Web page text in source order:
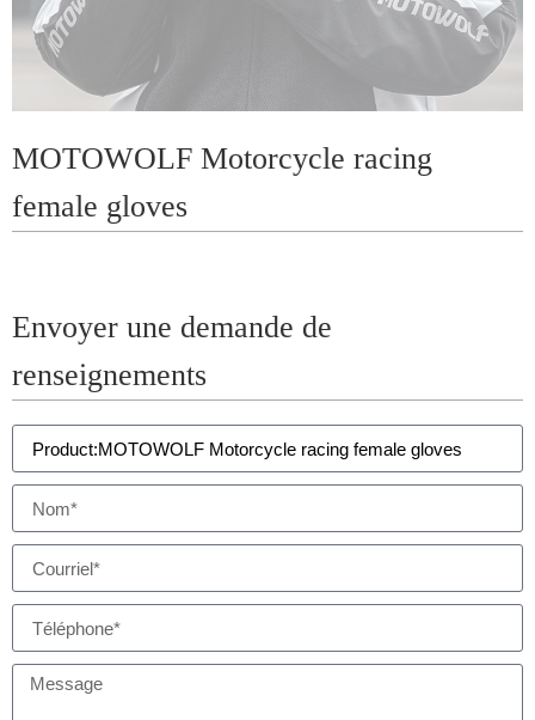
MOTOWOLF Motorcycle racing
female gloves
Envoyer une demande de
renseignements